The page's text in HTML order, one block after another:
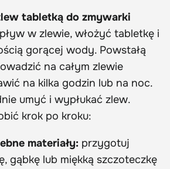
tabletką do zmywarki
w zlewie, włożyć tabletkę i
gorącej wody. Powstałą
na całym zlewie
na kilka godzin lub na noc.
umyć i wypłukać zlew.
krok po kroku:
materiały: przygotuj
gąbkę lub miękką szczoteczkę